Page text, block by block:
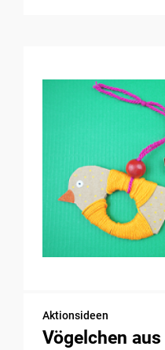
Aktionsideen
Vögelchen